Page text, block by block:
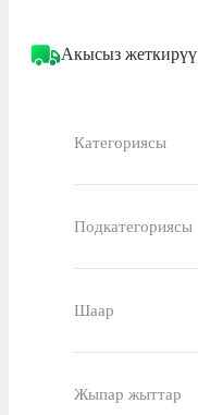
Акысыз жеткирүү
Категориясы
Подкатегориясы
Шаар
Жыпар жыттар